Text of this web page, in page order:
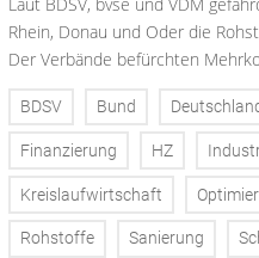
Rhein, Donau und Oder die
Der Verbände befürchten
BDSV Bund
Finanzierung HZ
Kreislaufwirtschaft
Rohstoffe Sanierung